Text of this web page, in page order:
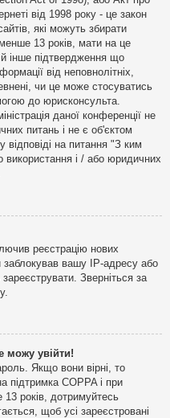
від 1998 року - це закон
які можуть збирати
13 років, мати на це
інше підтвердження що
від неповнолітніх,
чи це може стосуватись
до юрисконсульта.
даної конференції не
питань і не є об'єктом
відповіді на питання "З ким
використання і / або юридичних
реєстрацію нових
вашу IP-адресу або
Зверніться за
можу увійти!
Якщо вони вірні, то
підтримка COPPA і при
років, дотримуйтесь
щоб усі зареєстровані